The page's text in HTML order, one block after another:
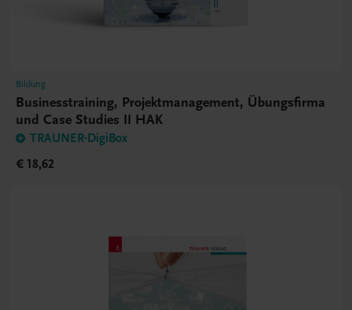
Bildung
Businesstraining, Projektmanagement, Übungsfirma
und Case Studies II HAK
TRAUNER-DigiBox
€ 18,62